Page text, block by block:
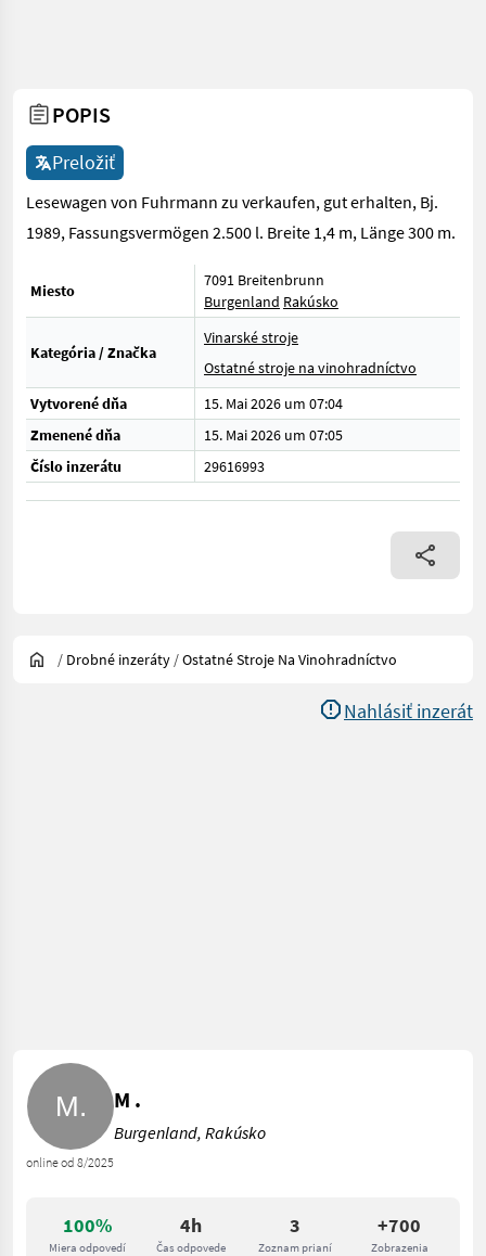
POPIS
Preložiť
Lesewagen von Fuhrmann zu verkaufen, gut erhalten, Bj.
1989, Fassungsvermögen 2.500 l. Breite 1,4 m, Länge 300 m.
Miesto
7091 Breitenbrunn
Burgenland Rakúsko
Kategória / Značka
Vinarské stroje
Ostatné stroje na vinohradníctvo
Vytvorené dňa
15. Mai 2026 um 07:04
Zmenené dňa
15. Mai 2026 um 07:05
Číslo inzerátu
29616993
/ Drobné inzeráty /Ostatné Stroje Na Vinohradníctvo
Nahlásiť inzerát
100%
Miera odpovedí
4h
Čas odpovede
3
Zoznam prianí
+700
Zobrazenia
online od 8/2025
M .
Burgenland, Rakúsko